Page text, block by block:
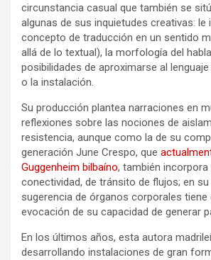
circunstancia casual que también se
algunas de sus inquietudes creativas: le
concepto de traducción en un sentido
allá de lo textual), la morfología del
posibilidades de aproximarse al
o la instalación.
Su producción plantea narraciones en
reflexiones sobre las nociones de
resistencia, aunque como la de su
generación June Crespo, que
Guggenheim bilbaíno, también
conectividad, de tránsito de flujos; en
sugerencia de órganos corporales tiene
evocación de su capacidad de generar
En los últimos años, esta autora
desarrollando instalaciones de gran